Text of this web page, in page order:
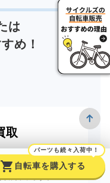
は
め！
取
く「店頭買取」
方法です。
shopping_cart
パーツも続々入荷中！
自転車を購入する